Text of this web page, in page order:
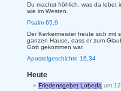
Du machst fröhlich, was da lebet
wie im Westen.
Psalm 65,9
Der Kerkermeister freute sich mit
ganzen Hause, dass er zum
Gott gekommen war.
Apostelgeschichte 16,34
Heute
Friedensgebet Lobeda um